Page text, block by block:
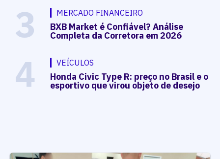
3 MERCADO FINANCEIRO
BXB Market é Confiável? Análise
Completa da Corretora em 2026
4 VEÍCULOS
Honda Civic Type R: preço no Brasil e o
esportivo que virou objeto de desejo